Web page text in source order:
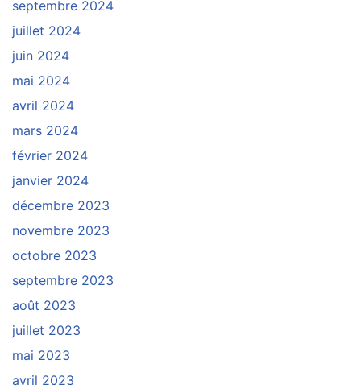
septembre 2024
juillet 2024
juin 2024
mai 2024
avril 2024
mars 2024
février 2024
janvier 2024
décembre 2023
novembre 2023
octobre 2023
septembre 2023
août 2023
juillet 2023
mai 2023
avril 2023